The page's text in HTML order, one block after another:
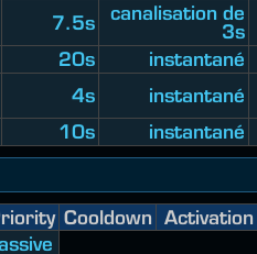
7.5s
canalisation de
3s
20s instantané
4s instantané
10s instantané
Cooldown Activation